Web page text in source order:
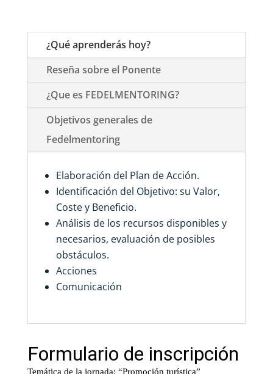
¿Qué aprenderás hoy?
Reseña sobre el Ponente
¿Que es FEDELMENTORING?
Objetivos generales de
Fedelmentoring
Elaboración del Plan de Acción.
Identificación del Objetivo: su Valor,
Coste y Beneficio.
Análisis de los recursos disponibles y
necesarios, evaluación de posibles
obstáculos.
Acciones
Comunicación